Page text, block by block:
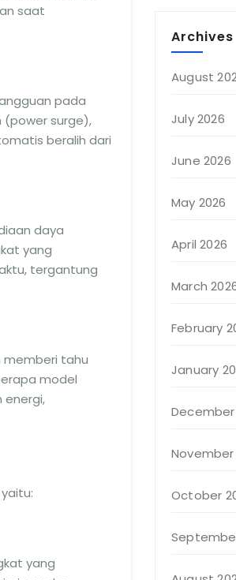
saat
pada
(power surge),
beralih dari
daya
yang
tergantung
memberi tahu
model
energi,
yang
Archives
August
July 2026
June 2026
May 2026
April 2026
March
February
January
December
November
October